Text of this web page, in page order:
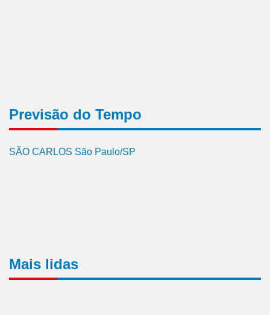
Previsão do Tempo
SÃO CARLOS São Paulo/SP
Mais lidas